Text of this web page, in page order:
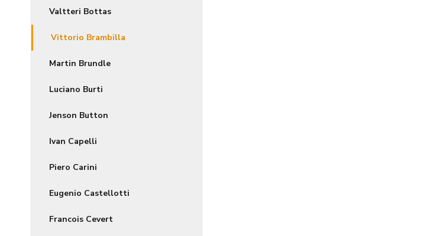
Valtteri Bottas
Vittorio Brambilla
Martin Brundle
Luciano Burti
Jenson Button
Ivan Capelli
Piero Carini
Eugenio Castellotti
Francois Cevert